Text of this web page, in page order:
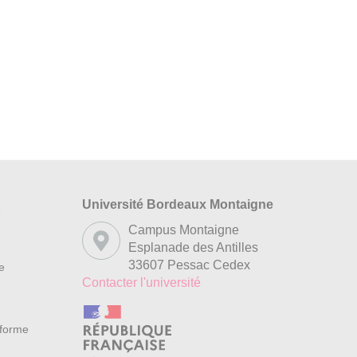
Université Bordeaux Montaigne
Campus Montaigne
Esplanade des Antilles
33607 Pessac Cedex
Contacter l'université